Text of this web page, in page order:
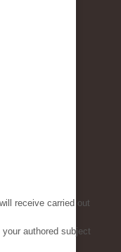
receive carried out
authored subject